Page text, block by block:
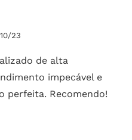
23
de alta
impecável e
perfeita. Recomendo!